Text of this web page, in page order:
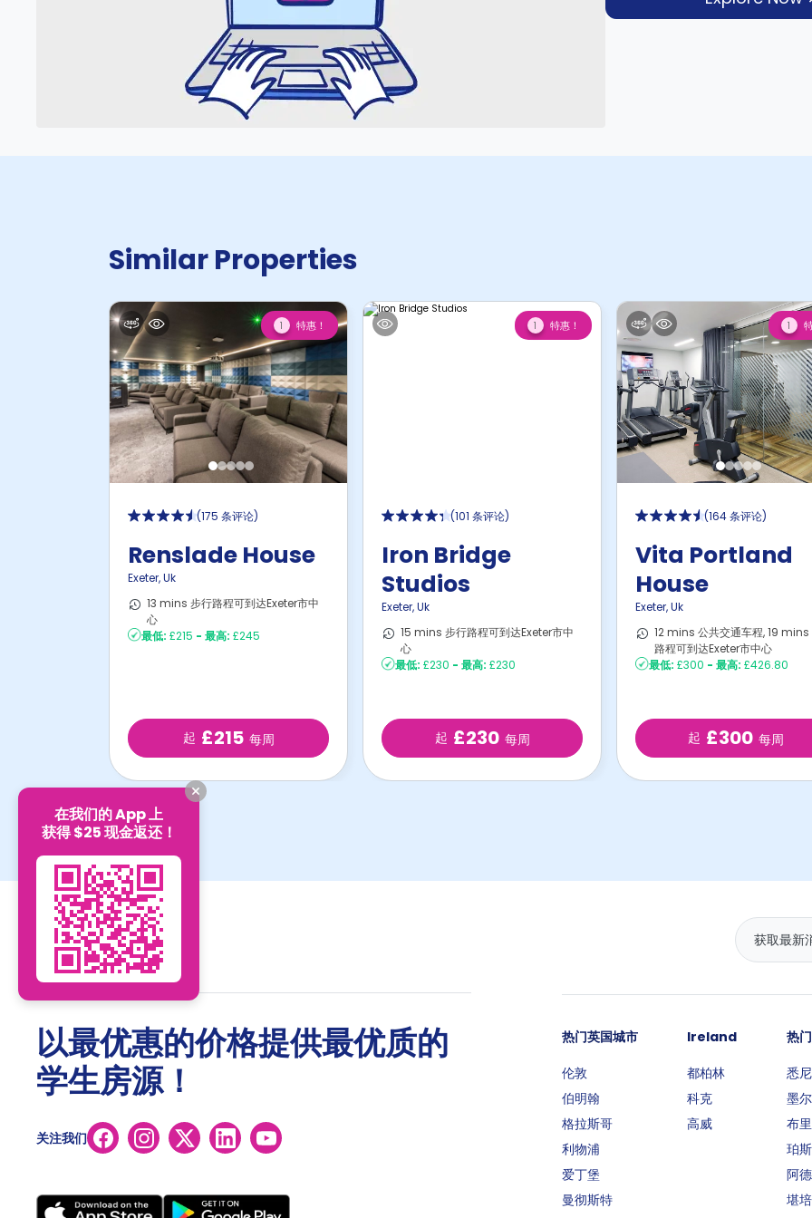
Similar Properties
1 特惠！
(175 条评论)
Renslade House
Exeter,Uk
13 mins 步行路程可到达Exeter市中
心
最低: £215 - 最高: £245
起 £215 每周
1 特惠！
(101 条评论)
Iron Bridge
Studios
Exeter,Uk
15 mins 步行路程可到达Exeter市中
心
最低: £230 - 最高: £230
起 £230 每周
1
(164 条评论)
Vita Portland
House
Exeter,Uk
12 mins 公共交通车程, 19 mins
路程可到达Exeter市中心
最低: £300 - 最高: £426.80
起 £300 每周
以最优惠的价格提供最优质的
学生房源！
关注我们
热门英国城市
伦敦
伯明翰
格拉斯哥
利物浦
爱丁堡
曼彻斯特
Ireland
都柏林
科克
高威
热
悉尼
墨
布
珀斯
阿
堪
在我们的 App 上
获得 $25 现金返还！